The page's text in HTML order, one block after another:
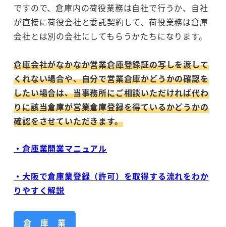
ですので、倉庫内の荷役業務は自社で行うか、自社
が直接に荷役会社と委託契約して、荷役業務は倉庫
会社とは別の会社にしてもらうかたちになります。
倉庫会社がなかなか営業倉庫登録証の写しを渡して
くれない場合や、自分で営業倉庫かどうかの確認を
したい場合は、当事務所にご相談いただければ代わ
りに該当倉庫が営業倉庫登録を得ているかどうかの
確認をさせていただきます。
・倉庫業開業マニュアル
・大阪で倉庫業登録（許可）を取得する流れをわか
りやすく解説
倉 庫 業